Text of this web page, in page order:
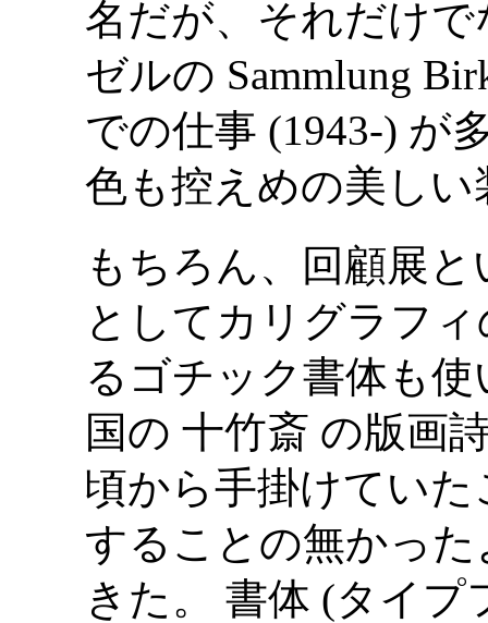
名だが、それだけ
ゼルの Sammlung
での仕事 (1943-) が
色も控えめの美し
もちろん、回顧展
としてカリグラフ
るゴチック書体も
国の 十竹斎 の版画
頃から手掛けてい
することの無かっ
きた。 書体 (タイ